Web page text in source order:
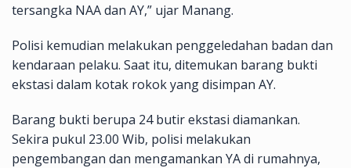
tersangka NAA dan AY,” ujar Manang.
Polisi kemudian melakukan penggeledahan badan dan
kendaraan pelaku. Saat itu, ditemukan barang bukti
ekstasi dalam kotak rokok yang disimpan AY.
Barang bukti berupa 24 butir ekstasi diamankan.
Sekira pukul 23.00 Wib, polisi melakukan
pengembangan dan mengamankan YA di rumahnya,